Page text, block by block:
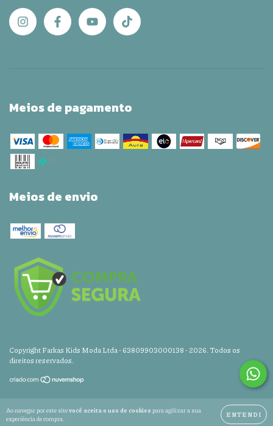
Ao navegar por este sitevocê aceita o uso de cookies para agilizar a sua
experiência de compra.
ENTENDI
Meios de pagamento
Meios de envio
Copyright Farkas Kids Moda Ltda - 63809903000138 - 2026. Todos os
direitos reservados.